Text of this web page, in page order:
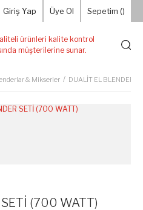
Giriş Yap Üye Ol Sepetim ()
& Mikserler DUALİT EL BLENDER
(700 WATT)